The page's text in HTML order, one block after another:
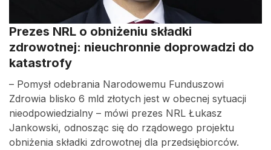
Prezes NRL o obniżeniu składki
zdrowotnej: nieuchronnie doprowadzi do
katastrofy
– Pomysł odebrania Narodowemu Funduszowi
Zdrowia blisko 6 mld złotych jest w obecnej sytuacji
nieodpowiedzialny – mówi prezes NRL Łukasz
Jankowski, odnosząc się do rządowego projektu
obniżenia składki zdrowotnej dla przedsiębiorców.